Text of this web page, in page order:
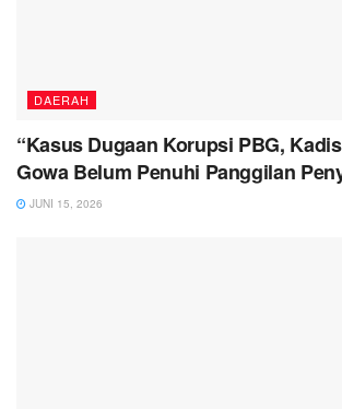
DAERAH
“Kasus Dugaan Korupsi PBG,
Gowa Belum Penuhi Panggilan
JUNI 15, 2026